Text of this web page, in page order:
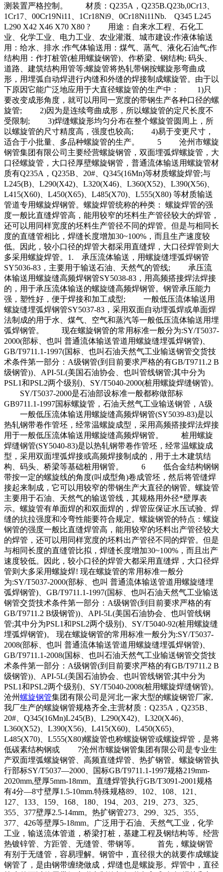
测装置严格控制。 材质：Q235A，Q235B.Q23b,0Cr13、
1Cr17、00Cr19Ni11、1Cr18Ni9、0Cr18Ni11Nb. Q345 L245
L290 X42 X46 X70 X80 ? 用途：自来水工程、石化工
业、化学工业、电力工业、农业灌溉、城市建设;作液体输送
用：给水、排水 ;作气体输送用：煤气、蒸气、液化石油气;作
结构用：作打桩管(桩用螺旋钢管)、作桥梁、钢结构; 码头、
道路、建筑结构用管等;螺旋管将热轧带钢按螺旋形弯曲成
形，用埋弧自动焊进行内缝和外缝的焊接制成螺旋管。由于以
下原因它能广泛地应用于大直径螺旋管的生产中： 1)只
要改变成形角度，就可以用同一宽度的带钢生产各种口径的螺
旋管; 2)因为是连续弯曲成形，所以螺旋管的定尺长度不
受限制; 3)焊缝螺旋形均匀分布在整个螺旋管圆周上，所
以螺旋管的尺寸精度高，强度也较高; 4)易于变更尺寸，
适合于小批量、多品种螺旋管的生产。 5 沧州市螺旋
钢管集团有限公司主要经营螺旋钢管，双面埋弧焊螺旋管，大
口径螺旋管，大口径厚壁螺旋钢管，普通流体输送用螺旋管材
质有Q235A，Q235B、20#、Q345(16Mn)等材质螺旋焊管;与
L245(B)、L290(X42)、L320(X46)、L360(X52)、L390(X56)、
L415(X60)、L450(X65)、L485(X70)、L555(X80) 等材质输送
管道专用螺旋焊钢管。螺旋焊管统称的种类： 螺旋焊管的强
度一般比直缝焊管高，能用较窄的坯料生产管径较大的焊管，
还可以用同样宽度的坯料生产管径不同的焊管。但是与相同长
度的直缝管相比，焊缝长度增加30~100%，而且生产速度较
低。因此，较小口径的焊管大都采用直缝焊，大口径焊管则大
多采用螺旋焊管。1. 承压流体输送，用螺旋缝埋弧焊钢管
SY5036-83，主要用于输送石油、天然气的管线; 承压流
体输送用螺旋缝高频焊钢管SY5038-83，用高频搭接焊法焊接
的，用于承压流体输送的螺旋缝高频焊钢管。钢管承压能力
强，塑性好，便于焊接和加工成型; 一般低压流体输送用
螺旋缝埋弧焊钢管SY5037-83，采用双面自动埋弧焊或单面焊
法制成的用于水、煤气、空气和蒸汽等一般低压流体输送用埋
弧焊钢管。 现在螺旋钢管的常用标准一般分为:SY/T5037-
2000(部标、也叫 普通流体输送管道用螺旋缝埋弧焊钢管)、
GB/T9711.1-1997(国标、也叫石油天然气工业输送钢管交货技
术条件第一部分：A级钢管(到目前要求严格的有GB/T9711.2 B
级钢管))、API-5L(美国石油协会、也叫管线钢管;其中分为
PSL1和PSL2两个级别)、SY/T5040-2000(桩用螺旋焊缝钢管)。
SY/T5037-2000是石油部设标准一般都称做部标
GB9711.1-1997国标螺旋管，石油天然气工业输送钢管，A级
一般低压流体输送用螺旋缝高频焊钢管(SY5039-83)是以
热轧钢带卷作管坯，经常温螺旋成型，采用高频搭接焊法焊接
用于一般低压流体输送用螺旋缝高频焊钢管。 桩用螺旋
焊缝钢管(SY5040-83)是以热轧钢带卷作管坯，经常温螺旋成
型，采用双面埋弧焊接或高频焊接制成的，用于土木建筑结
构、码头、桥梁等基础桩用钢管。 6 低合金结构钢钢
带按一定的螺旋线的角度(叫成型角)卷成管坯，然后将管缝焊
接起来制成，它可以用较窄的带钢生产大直径的钢管。螺旋管
主要用于石油、天然气的输送管线，其规格用外径*壁厚表
示。螺旋管有单面焊的和双面焊的，焊管应保证水压试验、焊
缝的抗拉强度和冷弯性能要符合规定。螺旋钢管的特点：螺旋
钢管的强度一般比直缝焊管高，能用较窄的坯料出产管径较大
的焊管，还可以用同样宽度的坯料出产管径不同的焊管。但是
与相同长度的直缝管比拟，焊缝长度增加30~100%，而且出产
速度较低。因此，较小口径的焊管大都采用直缝焊，大口径焊
管则大多采用螺旋焊! 现在螺旋管的常用标准一般分
为:SY/T5037-2000(部标、也叫 普通流体输送管道用螺旋缝埋
弧焊钢管)、GB/T9711.1-1997(国标、也叫石油天然气工业输送
钢管交货技术条件第一部分：A级钢管(到目前要求严格的有
GB/T9711.2 B级钢管))、API-5L(美国石油协会、也叫管线钢
管;其中分为PSL1和PSL2两个级别)、SY/T5040-92(桩用螺旋缝
埋弧焊钢管)。 现在螺旋钢管的常用标准一般分为:SY/T5037-
2008(部标、也叫 普通流体输送管道用螺旋缝埋弧焊钢管)、
GB/T9711.1-2008(国标、也叫石油天然气工业输送钢管交货技
术条件第一部分：A级钢管(到目前要求严格的有GB/T9711.2 B
级钢管))、API-5L(美国石油协会、也叫管线钢管;其中分为
PSL1和PSL2两个级别)、SY/T5040-2008(桩用螺旋焊缝钢管)。
沧州螺旋钢管集团有限公司是河北一家大型的螺旋钢管厂家,
我厂生产的螺旋钢管规格齐全,主营材质：Q235A，Q235B、
20#、Q345(16Mn)L245(B)、L290(X42)、L320(X46)、
L360(X52)、L390(X56)、L415(X60)、L450(X65)、
L485(X70)、L555(X80)螺旋管也称螺旋钢管或螺旋焊管，是将
低碳素结构钢或 7沧州市螺旋钢管集团有限公司是专业生
产双面埋弧螺旋钢管、高频直缝焊管、热扩钢管。螺旋钢管执
行部标SY/T5037—2000、国标GB/T9711.1-1997规格219mm-
2020mm,壁厚5mm-18mm。直缝焊管执行GB/T3091-2001规格
有4分—8寸壁厚1.5-10mm.特殊规格89、102、108、121、
127、133、159、168、180、194、203、219、273、325、
355、377壁厚2.5-14mm。热扩钢管273、299、325、355、
377、426等壁厚5-18mm。广泛用于石油、天然气工业，化学
工业，输送流体管道，桥梁打桩，基建工程及钢结构等。经营
热镀锌管、方距管、无缝管、带钢等。 首先，螺旋钢管
有别于无缝管，容易理解。钢管中，直径很大的就要作成螺旋
钢管了，是由钢带缠绕做成，焊缝也是螺旋形。焊管中，直径